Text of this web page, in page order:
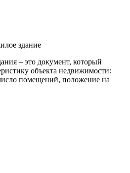
здание
– это документ, который
объекта недвижимости:
помещений, положение на